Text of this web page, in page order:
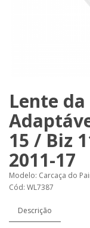
Lente
15 / Biz
2011-17
Modelo: Carcaça do
Cód: WL7387
Descrição